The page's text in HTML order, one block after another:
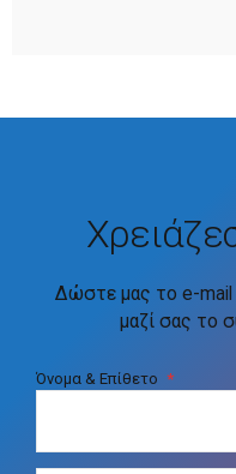
Δώστε μας το e-mail
μαζί σας το
Όνομα & Επίθετο